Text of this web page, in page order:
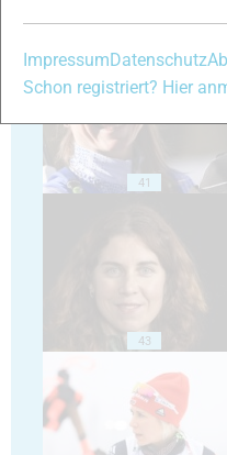
39
41
43
ImpressumDatenschutz
Schon registriert? Hier